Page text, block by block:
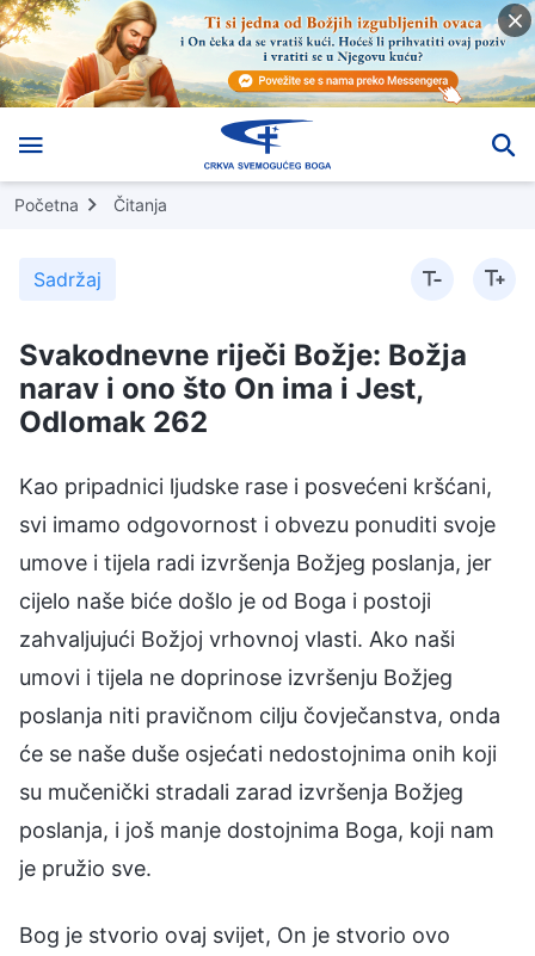
Početna Čitanja
Sadržaj
Svakodnevne riječi Božje: Božja
narav i ono što On ima i Jest,
Odlomak 262
Kao pripadnici ljudske rase i posvećeni kršćani,
svi imamo odgovornost i obvezu ponuditi svoje
umove i tijela radi izvršenja Božjeg poslanja, jer
cijelo naše biće došlo je od Boga i postoji
zahvaljujući Božjoj vrhovnoj vlasti. Ako naši
umovi i tijela ne doprinose izvršenju Božjeg
poslanja niti pravičnom cilju čovječanstva, onda
će se naše duše osjećati nedostojnima onih koji
su mučenički stradali zarad izvršenja Božjeg
poslanja, i još manje dostojnima Boga, koji nam
je pružio sve.
Bog je stvorio ovaj svijet, On je stvorio ovo